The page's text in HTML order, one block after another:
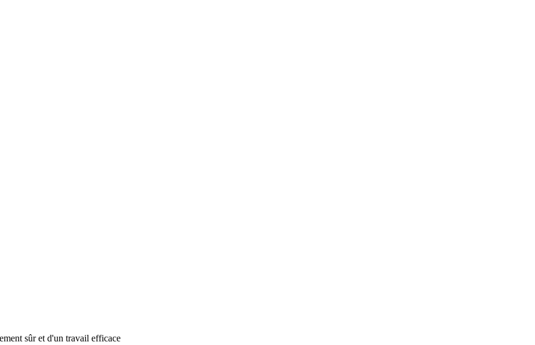
sûr et d'un travail efficace